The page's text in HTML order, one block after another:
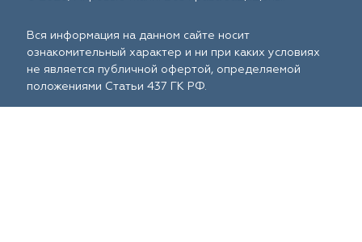
Вся информация на данном сайте носит
ознакомительный характер и ни при каких условиях
не является публичной офертой, определяемой
положениями Статьи 437 ГК РФ.